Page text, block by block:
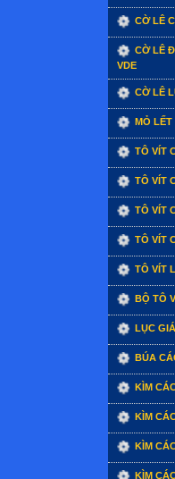
CỜ LÊ
CỜ LÊ
VDE
CỜ LÊ
MỎ LẾT
TÔ VÍT
TÔ VÍT
TÔ VÍT
TÔ VÍT
TÔ VÍT
BỘ TÔ
LỤC
BÚA
KÌM
KÌM
KÌM
KÌM